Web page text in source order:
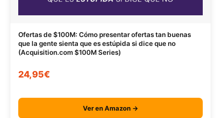
Ofertas de $100M: Cómo presentar ofertas tan buenas
que la gente sienta que es estúpida si dice que no
(Acquisition.com $100M Series)
24,95€
Ver en Amazon →